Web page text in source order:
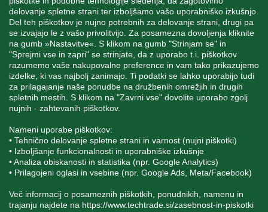
delovanje spletne strani ter izboljšamo vašo uporabniško izkušnjo.
Del teh piškotkov je nujno potrebnih za delovanje strani, drugi pa
se izvajajo le z vašo privolitvijo. Za posamezna dovoljenja kliknite
na gumb »Nastavitve«. S klikom na gumb "Strinjam se" in
"Sprejmi vse in zapri" se strinjate, da z uporabo t.i. piškotkov
razumemo vaše nakupovalne preference in vam tako prikazujemo
izdelke, ki vas najbolj zanimajo. Ti podatki se lahko uporabijo tudi
za prilagajanje naše ponudbe na družbenih omrežjih in drugih
spletnih mestih. S klikom na "Zavrni vse" dovolite uporabo zgolj
nujnih - zahtevanih piškotkov.
Nameni uporabe piškotkov:
• Tehnično delovanje spletne strani in varnost (nujni piškotki)
• Izboljšanje funkcionalnosti in uporabniške izkušnje
• Analiza obiskanosti in statistika (npr. Google Analytics)
• Prilagojeni oglasi in vsebine (npr. Google Ads, Meta/Facebook)
Več informacij o posameznih piškotkih, ponudnikih, namenu in
trajanju najdete na https://www.techtrade.si/zasebnost-in-piskotki
MOJ RAČUN
STORITEV ZA STRANKE
SPREMLJAJTE NAS
Blatnica 8, 1236 Trzin